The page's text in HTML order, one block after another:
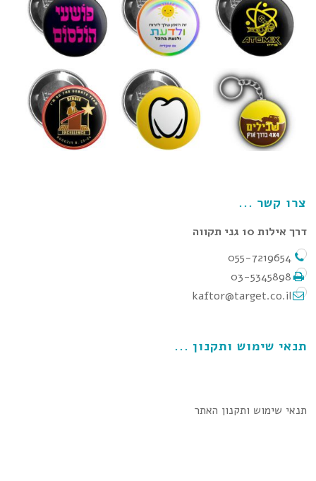
צרו קשר
דרך אילות 10 גני תקווה
055-7219654
03-5345898
kaftor@target.co.il
תנאי שימוש ותקנון
תנאי שימוש ותקנון האתר